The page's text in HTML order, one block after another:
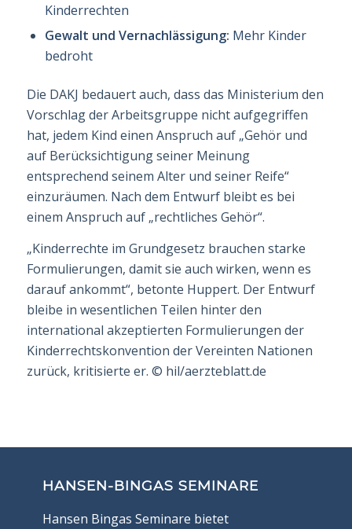
Kinderrechten
Gewalt und Vernachlässigung: Mehr Kinder
bedroht
Die DAKJ bedauert auch, dass das Ministerium den
Vorschlag der Arbeitsgruppe nicht aufgegriffen
hat, jedem Kind einen Anspruch auf „Gehör und
auf Berücksichtigung seiner Meinung
entsprechend seinem Alter und seiner Reife“
einzuräumen. Nach dem Entwurf bleibt es bei
einem Anspruch auf „rechtliches Gehör“.
„Kinderrechte im Grundgesetz brauchen starke
Formulierungen, damit sie auch wirken, wenn es
darauf ankommt“, betonte Huppert. Der Entwurf
bleibe in wesentlichen Teilen hinter den
international akzeptierten Formulierungen der
Kinderrechtskonvention der Vereinten Nationen
zurück, kritisierte er. © hil/aerzteblatt.de
HANSEN-BINGAS SEMINARE
Hansen Bingas Seminare bietet